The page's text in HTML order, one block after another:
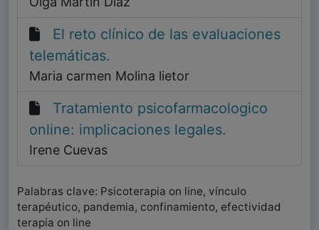
El reto clínico de las evaluaciones
telemáticas.
Maria carmen Molina lietor
Tratamiento psicofarmacologico
online: implicaciones legales.
Irene Cuevas
Palabras clave: Psicoterapia on line, vínculo
terapéutico, pandemia, confinamiento, efectividad
terapia on line